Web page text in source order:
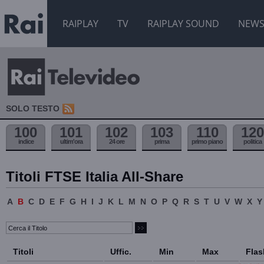
RAIPLAY TV RAIPLAY SOUND NEWS
SOLO TESTO
100
indice
101
ultim'ora
102
24 ore
103
prima
110
primo piano
120
politica
Titoli FTSE Italia All-Share
A B C D E F G H I J K L M N O P Q R S T U V W X Y
Titoli Uffic. Min Max